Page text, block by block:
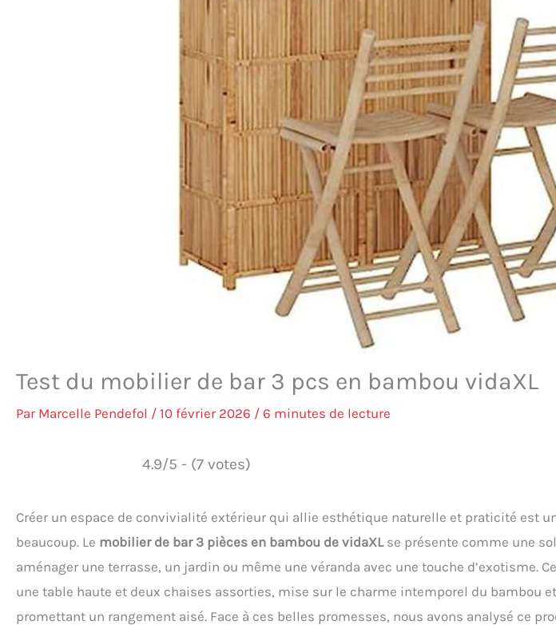
Test du mobilier de bar 3 pcs en bambou vidaXL
Par Marcelle Pendefol / 10 février 2026 / 6 minutes de lecture
4.9/5 - (7 votes)
Créer un espace de convivialité extérieur qui allie esthétique naturelle et praticité est
beaucoup. Le mobilier de bar 3 pièces en bambou de vidaXLse présente comme une
aménager une terrasse, un jardin ou même une véranda avec une touche d’exotisme.
une table haute et deux chaises assorties, mise sur le charme intemporel du bambou
promettant un rangement aisé. Face à ces belles promesses, nous avons analysé ce